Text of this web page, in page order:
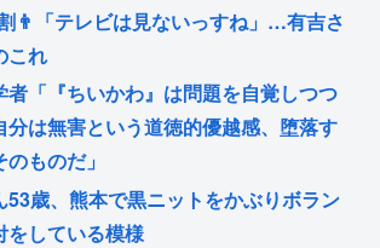
👨「テレビは見ないっすね」…有吉さ
これ
者「『ちいかわ』は問題を自覚しつつ
分は無害という道徳的優越感、堕落す
ものだ」
53歳、熊本で黒ニットをかぶりボラン
をしている模様